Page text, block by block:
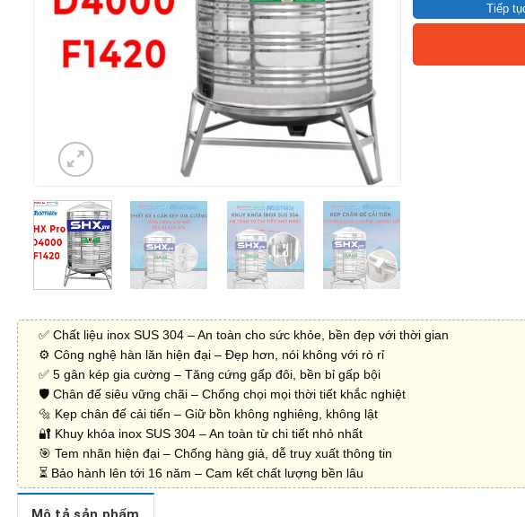
Tiếp
✅ Chất liệu inox SUS 304 – An toàn cho sức khỏe, bền đẹp với thời gian
⚙️ Công nghệ hàn lăn hiện đại – Đẹp hơn, nói không với rò rỉ
✅ 5 gân kép gia cường – Tăng cứng gấp đôi, bền bỉ gấp bội
🛡️ Chân đế siêu vững chãi – Chống chọi mọi thời tiết khắc nghiệt
🔩 Kẹp chân đế cải tiến – Giữ bồn không nghiêng, không lật
🔐 Khuy khóa inox SUS 304 – An toàn từ chi tiết nhỏ nhất
🎯 Tem nhãn hiện đại – Chống hàng giả, dễ truy xuất thông tin
⏳ Bảo hành lên tới 16 năm – Cam kết chất lượng bền lâu